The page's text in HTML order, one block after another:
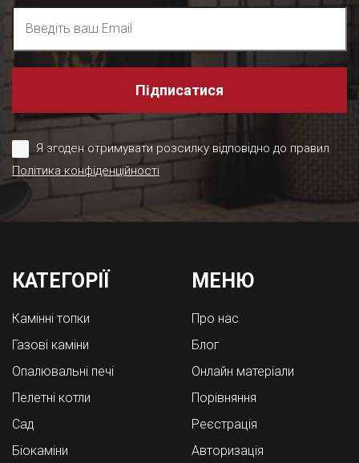
Підписатися
Я згоден отримувати розсилку відповідно до правил
Політика конфіденційності
КАТЕГОРІЇ
Камінні топки
Газові каміни
Опалювальні печі
Пелетні котли
Cад
Біокаміни
МЕНЮ
Про нас
Блог
Онлайн матеріали
Порівняння
Реєстрація
Авторизація